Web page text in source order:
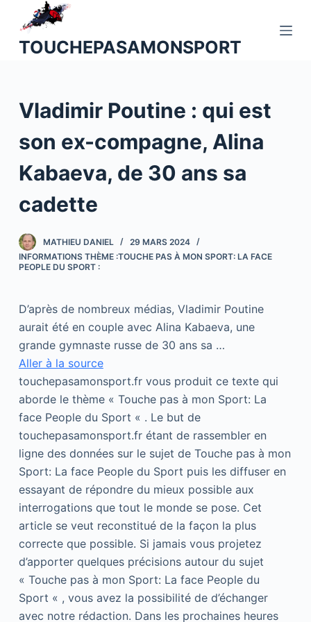
u
o
n
u
TOUCHEPASAMONSPORT
Vladimir Poutine : qui est
son ex-compagne, Alina
Kabaeva, de 30 ans sa
cadette
MATHIEU DANIEL
29 MARS 2024
INFORMATIONS THÈME :TOUCHE PAS À MON SPORT: LA FACE
PEOPLE DU SPORT :
D’après de nombreux médias, Vladimir Poutine
aurait été en couple avec Alina Kabaeva, une
grande gymnaste russe de 30 ans sa …
Aller à la source
touchepasamonsport.fr vous produit ce texte qui
aborde le thème « Touche pas à mon Sport: La
face People du Sport « . Le but de
touchepasamonsport.fr étant de rassembler en
ligne des données sur le sujet de Touche pas à mon
Sport: La face People du Sport puis les diffuser en
essayant de répondre du mieux possible aux
interrogations que tout le monde se pose. Cet
article se veut reconstitué de la façon la plus
correcte que possible. Si jamais vous projetez
d’apporter quelques précisions autour du sujet
« Touche pas à mon Sport: La face People du
Sport « , vous avez la possibilité de d’échanger
avec notre rédaction. Dans les prochaines heures